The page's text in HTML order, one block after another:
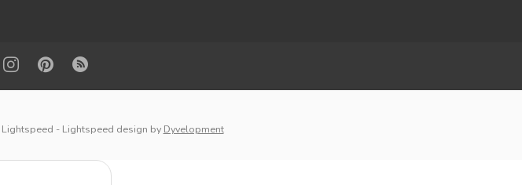
Lightspeed - Lightspeed design by Dyvelopment